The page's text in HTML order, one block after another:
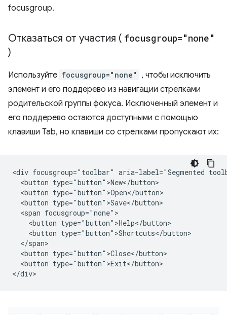
focusgroup.
Отказаться от участия ( focusgroup="none"
)
Используйте focusgroup="none"
, чтобы исключить
элемент и его поддерево из навигации стрелками
родительской группы фокуса. Исключенный элемент и
его поддерево остаются доступными с помощью
клавиши Tab, но клавиши со стрелками пропускают их:
<div focusgroup="toolbar" aria-label="Segmented
  <button type="button">New</button>
  <button type="button">Open</button>
  <button type="button">Save</button>
  <span focusgroup="none">
    <button type="button">Help</button>
    <button type="button">Shortcuts</button>
  </span>
  <button type="button">Close</button>
  <button type="button">Exit</button>